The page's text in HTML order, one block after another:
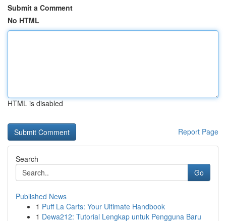
Submit a Comment
No HTML
HTML is disabled
Report Page
Search
Go
Published News
1 Puff La Carts: Your Ultimate Handbook
1 Dewa212: Tutorial Lengkap untuk Pengguna Baru